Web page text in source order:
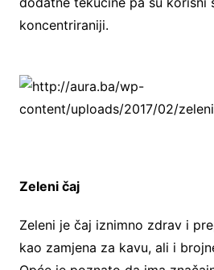
koncentriraniji.
Zeleni čaj
Zeleni je čaj iznimno zdrav i
kao zamjena za kavu, ali i